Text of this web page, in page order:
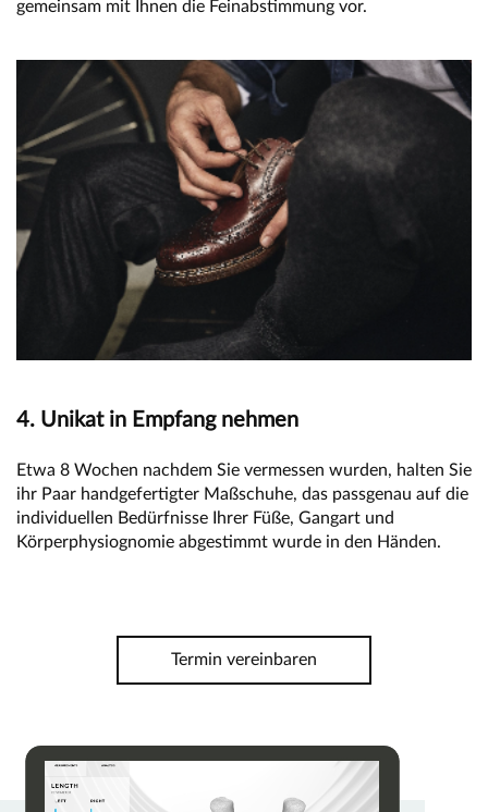
gemeinsam mit Ihnen die Feinabstimmung vor.
4. Unikat in Empfang nehmen
Etwa 8 Wochen nachdem Sie vermessen wurden, halten Sie
ihr Paar handgefertigter Maßschuhe, das passgenau auf die
individuellen Bedürfnisse Ihrer Füße, Gangart und
Körperphysiognomie abgestimmt wurde in den Händen.
Termin vereinbaren